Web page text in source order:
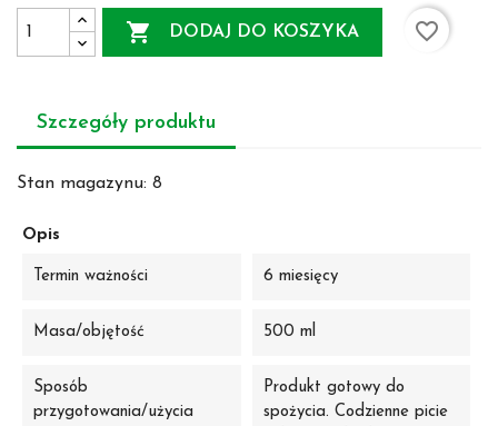
 DODAJ DO KOSZYKA favorite_border
Szczegóły produktu
Stan magazynu: 8
Opis
Termin ważności 6 miesięcy
Masa/objętość 500 ml
Sposób
przygotowania/użycia
Produkt gotowy do
spożycia. Codzienne picie